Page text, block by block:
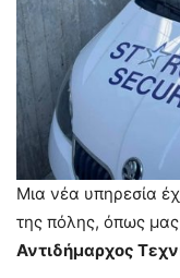
Μια νέα υπηρεσία
της πόλης, όπως
Αντιδήμαρχος